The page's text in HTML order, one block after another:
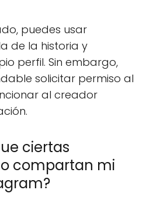
puedes usar
de la historia y
perfil. Sin embargo,
solicitar permiso al
al creador
ciertas
compartan mi